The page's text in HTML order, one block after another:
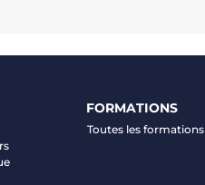
FORMATIONS
Toutes les formations